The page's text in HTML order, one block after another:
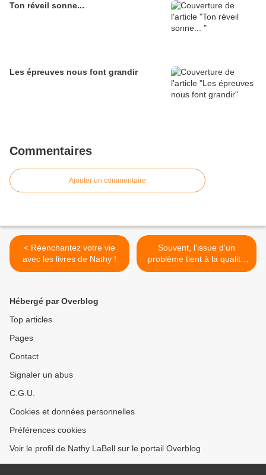
Ton réveil sonne...
Les épreuves nous font grandir
Commentaires
Ajouter un commentaire
< Réenchantez votre vie
avec les livres de Nathy !
Souvent, l'issue d'un
problème tient à la qualité
de la question posée >
Hébergé par Overblog
Top articles
Pages
Contact
Signaler un abus
C.G.U.
Cookies et données personnelles
Préférences cookies
Voir le profil de Nathy LaBell sur le portail Overblog